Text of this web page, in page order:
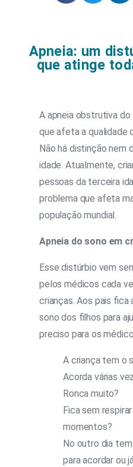
Apneia: um
que atinge
A apneia obstrutiva
que afeta a qualidade
Não há distinção nem
idade. Atualmente,
pessoas da terceira
problema que afeta
população mundial.
Apneia do sono em
Esse distúrbio vem
pelos médicos cada
crianças. Aos pais
sono dos filhos para
preciso para os
A criança tem o
Acorda várias
Ronca muito?
Fica sem
momentos?
No outro dia
para acordar ou